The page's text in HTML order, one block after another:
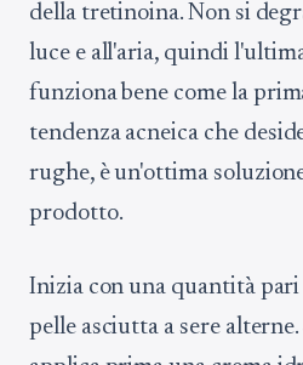
della tretinoina. Non si
luce e all'aria, quindi
funziona bene come la
tendenza acneica che
rughe, è un'ottima
prodotto.
Inizia con una quantità pari
pelle asciutta a sere